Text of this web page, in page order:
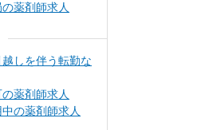
薬剤師求人
しを伴う転勤な
薬剤師求人
の薬剤師求人